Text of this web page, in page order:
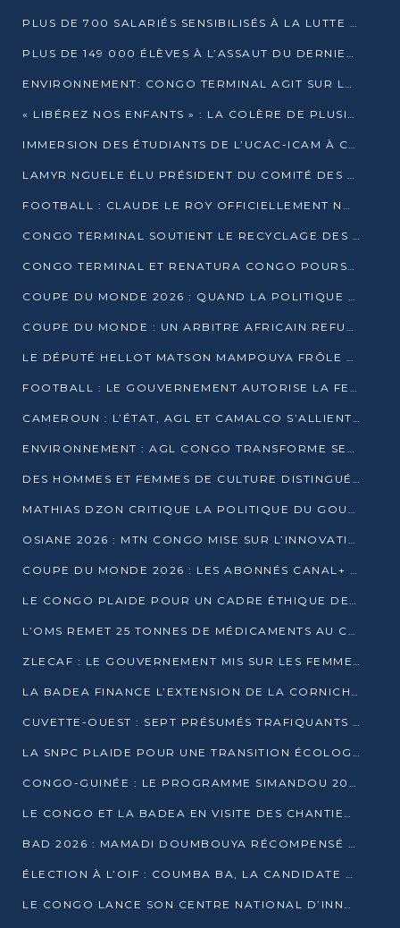
PLUS DE 700 SALARIÉS SENSIBILISÉS À LA LUTTE CONTRE LA TUBERCULOSE À CONGO TERMINAL
PLUS DE 149 000 ÉLÈVES À L’ASSAUT DU DERNIER CEPE
ENVIRONNEMENT: CONGO TERMINAL AGIT SUR LE TERRAIN ET FORME LES PLUS JEUNES
« LIBÉREZ NOS ENFANTS » : LA COLÈRE DE PLUSIEURS MÈRES À BRAZZAVILLE CONTRE LA DGSP
IMMERSION DES ÉTUDIANTS DE L’UCAC-ICAM À CONGO TERMINAL
LAMYR NGUELE ÉLU PRÉSIDENT DU COMITÉ DES MEMBRES D’HONNEUR DU PCT
FOOTBALL : CLAUDE LE ROY OFFICIELLEMENT NOMMÉ SÉLECTIONNEUR DU CONGO
CONGO TERMINAL SOUTIENT LE RECYCLAGE DES DÉCHETS PLASTIQUES À POINTE-NOIRE
CONGO TERMINAL ET RENATURA CONGO POURSUIVENT LEUR COMBAT POUR LA BIODIVERSITÉ
COUPE DU MONDE 2026 : QUAND LA POLITIQUE MENACE L’UNIVERSALITÉ DU FOOTBALL
COUPE DU MONDE : UN ARBITRE AFRICAIN REFUSÉ À L’ENTRÉE DES ÉTATS-UNIS
LE DÉPUTÉ HELLOT MATSON MAMPOUYA FRÔLE LA MORT LORS D’UNE EMBUSCADE DZNS LE POOL
FOOTBALL : LE GOUVERNEMENT AUTORISE LA FECOFOOT À OCCUPER LES COMPLEXES SPORTIFS
CAMEROUN : L’ÉTAT, AGL ET CAMALCO S’ALLIENT POUR UN MÉGA-PROJET FERROVIAIRE
ENVIRONNEMENT : AGL CONGO TRANSFORME SES DÉCHETS EN OUTILS DE FORMATION
DES HOMMES ET FEMMES DE CULTURE DISTINGUÉS POUR LEUR ENGAGEMENT PAR BANTOU CULTURE
MATHIAS DZON CRITIQUE LA POLITIQUE DU GOUVERNEMENT ET ALERTE SUR LA DETTE DU CONGO
OSIANE 2026 : MTN CONGO MISE SUR L’INNOVATION POUR RELEVER LES DÉFIS AFRICAINS
COUPE DU MONDE 2026 : LES ABONNÉS CANAL+ AU CONGO DÉÇUS À QUELQUES JOURS DU COUP D’ENVOI
LE CONGO PLAIDE POUR UN CADRE ÉTHIQUE DE L’INTELLIGENCE ARTIFICIELLE À DAKAR
L’OMS REMET 25 TONNES DE MÉDICAMENTS AU CONGO POUR RENFORCER LA RIPOSTE AUX ÉPIDÉMIES
ZLECAF : LE GOUVERNEMENT MIS SUR LES FEMMES ENTREPRENEURES
LA BADEA FINANCE L’EXTENSION DE LA CORNICHE SUD DE BRAZZAVILLE
CUVETTE-OUEST : SEPT PRÉSUMÉS TRAFIQUANTS DE FAUNE INTERPELLÉS À EWO ET KELLÉ
LA SNPC PLAIDE POUR UNE TRANSITION ÉCOLOGIQUE PROGRESSIVE
CONGO-GUINÉE : LE PROGRAMME SIMANDOU 2040 AU CŒUR DES ÉCHANGES À LA BAD
LE CONGO ET LA BADEA EN VISITE DES CHANTIERS
BAD 2026 : MAMADI DOUMBOUYA RÉCOMPENSÉ PAR LE TROPHÉE BABACAR NDIAYE À BRAZZAVILLE
ÉLECTION À L’OIF : COUMBA BA, LA CANDIDATE DISCRÈTE QUI BOUSCULE LE JEU DIPLOMATIQUE
LE CONGO LANCE SON CENTRE NATIONAL D’INNOVATION